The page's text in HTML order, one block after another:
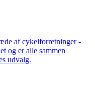
af cykelforretninger -
og er alle sammen
udvalg.